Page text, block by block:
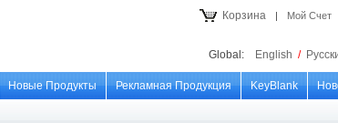
Корзина | Мой Счет
Global: English /
Новые Продукты Рекламная Продукция KeyBlank